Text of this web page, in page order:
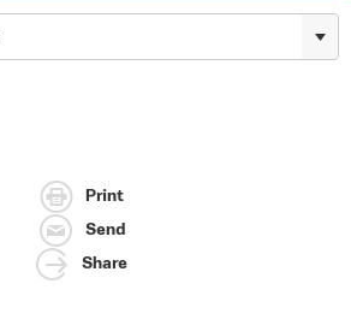
Print
Send
Share